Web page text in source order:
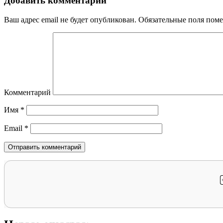
Ваш адрес email не будет опубликован. Обязательные поля
Комментарий
Имя *
Email *